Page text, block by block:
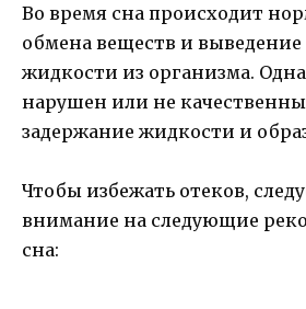
Во время сна происходит
обмена веществ и
жидкости из организма.
нарушен или не
задержание жидкости и
Чтобы избежать отеков,
внимание на следующие
сна: